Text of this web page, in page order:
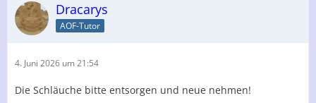
Dracarys
AOF-Tutor
4. Juni 2026 um 21:54
Die Schläuche bitte entsorgen und neue nehmen!